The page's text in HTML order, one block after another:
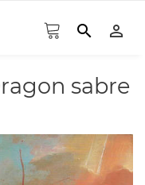
search person_outline
sabre